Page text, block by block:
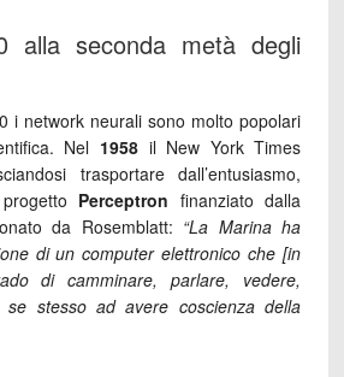
alla seconda metà degli
i network neurali sono molto popolari
Nel 1958 il New York Times
trasportare dall’entusiasmo,
Perceptron finanziato dalla
da Rosemblatt: “La Marina ha
di un computer elettronico che [in
di camminare, parlare, vedere,
se stesso ad avere coscienza della